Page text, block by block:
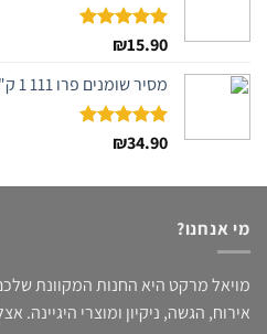
דורג5.00
₪15.90
מסיר שומנים פרו 111 1 ק"ג חזק
דורג5.00
₪34.90
מי אנחנו?
מויאל מרקט היא החנות המקוונת
אירוח, הגשה, ניקיון ומוצרי היגיינה.